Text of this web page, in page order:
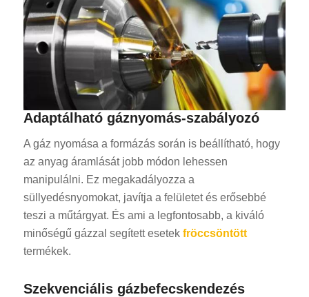
Adaptálható gáznyomás-szabályozó
A gáz nyomása a formázás során is beállítható, hogy
az anyag áramlását jobb módon lehessen
manipulálni. Ez megakadályozza a
süllyedésnyomokat, javítja a felületet és erősebbé
teszi a műtárgyat. És ami a legfontosabb, a kiváló
minőségű gázzal segített esetekfröccsöntött
termékek.
Szekvenciális gázbefecskendezés